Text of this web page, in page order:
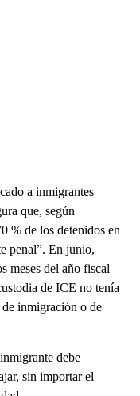
a inmigrantes
que, según
% de los detenidos en
penal”. En junio,
meses del año fiscal
de ICE no tenía
de inmigración o de
debe
sin importar el